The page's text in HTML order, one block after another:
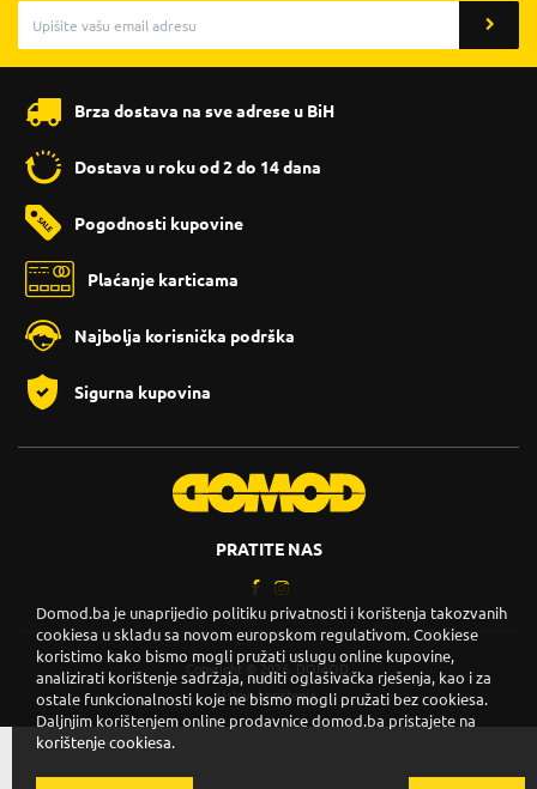
Brza dostava na sve adrese u BiH
Dostava u roku od 2 do 14 dana
Pogodnosti kupovine
Plaćanje karticama
Najbolja korisnička podrška
Sigurna kupovina
PRATITE NAS
Copyright © 2026. DOMOD.
Uslovi korištenja.
Domod.ba je unaprijedio politiku privatnosti i korištenja takozvanih
cookiesa u skladu sa novom europskom regulativom. Cookiese
koristimo kako bismo mogli pružati uslugu online kupovine,
analizirati korištenje sadržaja, nuditi oglašivačka rješenja, kao i za
ostale funkcionalnosti koje ne bismo mogli pružati bez cookiesa.
Daljnjim korištenjem online prodavnice domod.ba pristajete na
korištenje cookiesa.